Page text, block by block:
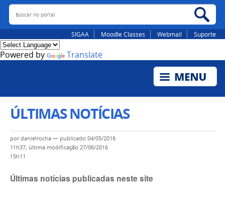
Buscar no portal
SIGAA Moodle Classes Webmail Suporte
Powered by Translate
ÚLTIMAS NOTÍCIAS
pordanielrocha — publicado 04/05/2016
11h37, última modificação 27/06/2016
15h11
Últimas notícias publicadas neste site